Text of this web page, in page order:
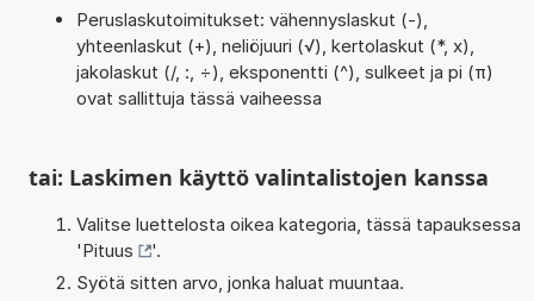
Peruslaskutoimitukset: vähennyslaskut (-),
yhteenlaskut (+), neliöjuuri (√), kertolaskut (*, x),
jakolaskut (/, :, ÷), eksponentti (^), sulkeet ja pi (π)
ovat sallittuja tässä vaiheessa
tai: Laskimen käyttö valintalistojen kanssa
Valitse luettelosta oikea kategoria, tässä tapauksessa
'Pituus
'.
Syötä sitten arvo, jonka haluat muuntaa.